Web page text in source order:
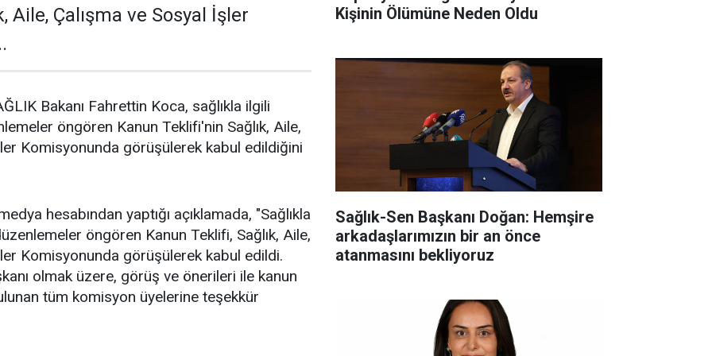
Aile, Çalışma ve Sosyal İşler
Bakanı Fahrettin Koca, sağlıkla ilgili
öngören Kanun Teklifi'nin Sağlık, Aile,
Komisyonunda görüşülerek kabul edildiğini
hesabından yaptığı açıklamada, "Sağlıkla
öngören Kanun Teklifi, Sağlık, Aile,
Komisyonunda görüşülerek kabul edildi.
olmak üzere, görüş ve önerileri ile kanun
tüm komisyon üyelerine teşekkür
Kişinin Ölümüne Neden Oldu
Sağlık-Sen Başkanı Doğan: Hemşire
arkadaşlarımızın bir an önce
atanmasını bekliyoruz